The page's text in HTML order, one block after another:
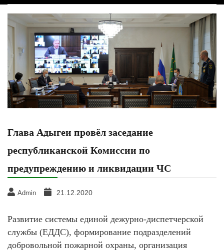
района РА
Глава Адыгеи провёл заседание
республиканской Комиссии по
предупреждению и ликвидации ЧС
Admin 21.12.2020
Развитие системы единой дежурно-диспетчерской
службы (ЕДДС), формирование подразделений
добровольной пожарной охраны, организация